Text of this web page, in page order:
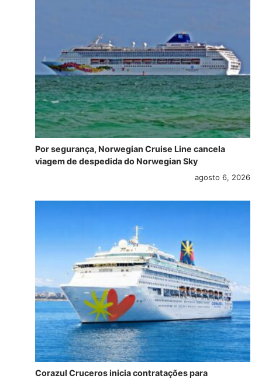
Por segurança, Norwegian Cruise Line cancela
viagem de despedida do Norwegian Sky
agosto 6, 2026
Corazul Cruceros inicia contratações para